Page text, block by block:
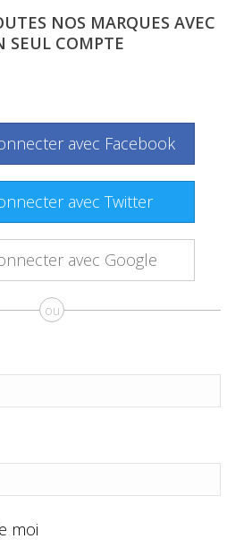
NOS MARQUES AVEC
SEUL COMPTE
avec Facebook
avec Twitter
avec Google
ou
moi